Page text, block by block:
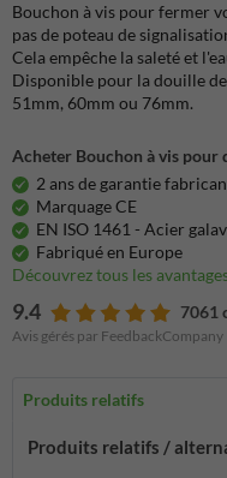
Bouchon à vis pour fermer
pas de poteau de
Cela empêche la saleté et
Disponible pour la douille
51mm, 60mm ou 76mm.
Acheter Bouchon à vis pour
2 ans de garantie
Marquage CE
EN ISO 1461 - Acier
Fabriqué en Europe
Découvrez tous les
9.4 7061
Avis gérés par FeedbackCompany
Produits relatifs
Produits relatifs /